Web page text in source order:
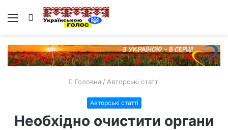
Меню Пошук
Головна / Авторські статті
Авторські статті
Необхідно очистити органи